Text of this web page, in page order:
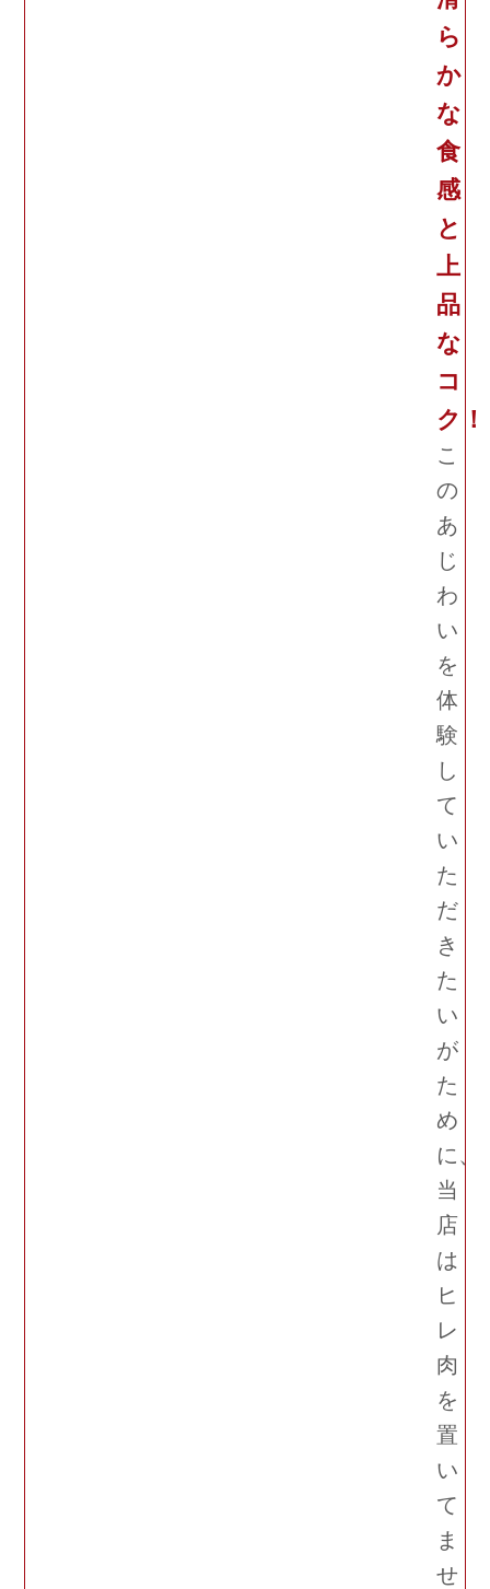
ら
か
な
食
感
と
上
品
な
コ
ク！
こ
の
あ
じ
わ
い
を
体
験
し
て
い
た
だ
き
た
い
が
た
め
に、
当
店
は
ヒ
レ
肉
を
置
い
て
ま
せ